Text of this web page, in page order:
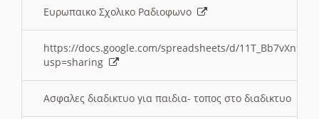
Ευρωπαικο Σχολικο Ραδιοφωνο
https://docs.google.com/spreadsheets/d/
usp=sharing
Ασφαλες διαδικτυο για παιδια- τοπος στο διαδικτυο